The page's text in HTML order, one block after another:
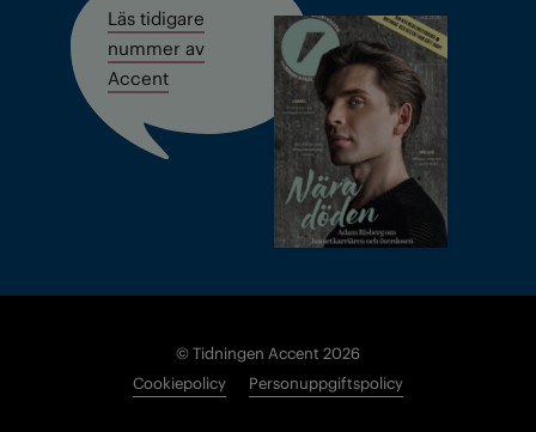
Läs tidigare
nummer av
Accent
© Tidningen Accent 2026
Cookiepolicy
Personuppgiftspolicy